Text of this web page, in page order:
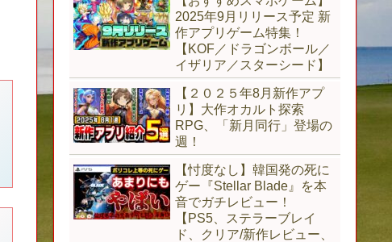
2025年9月リリース予定 新
作アプリゲーム特集！
【KOF／ドラゴンボール／
イザリア／スターシード】
【２０２５年8月新作アプ
リ】大作オカルト探索
RPG、「新月同行」登場の
週！
【忖度なし】韓国発の死に
ゲー『Stellar Blade』を本
音でガチレビュー！
【PS5、ステラーブレイ
ド、クリア/新作レビュー、